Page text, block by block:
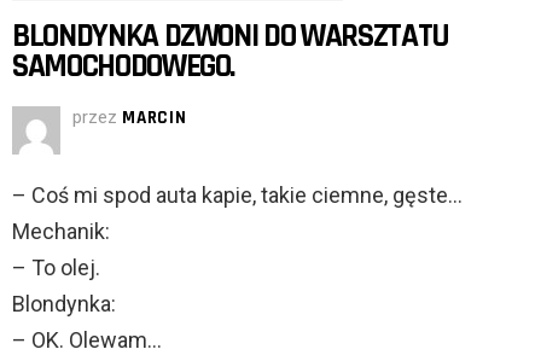
BLONDYNKA DZWONI DO WARSZTATU
SAMOCHODOWEGO.
przez MARCIN
– Coś mi spod auta kapie, takie ciemne, gęste…
Mechanik:
– To olej.
Blondynka:
– OK. Olewam…